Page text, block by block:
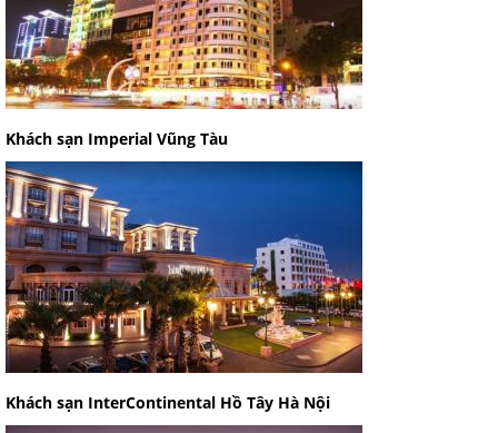
Khách sạn Imperial Vũng Tàu
Khách sạn InterContinental Hồ Tây Hà Nội